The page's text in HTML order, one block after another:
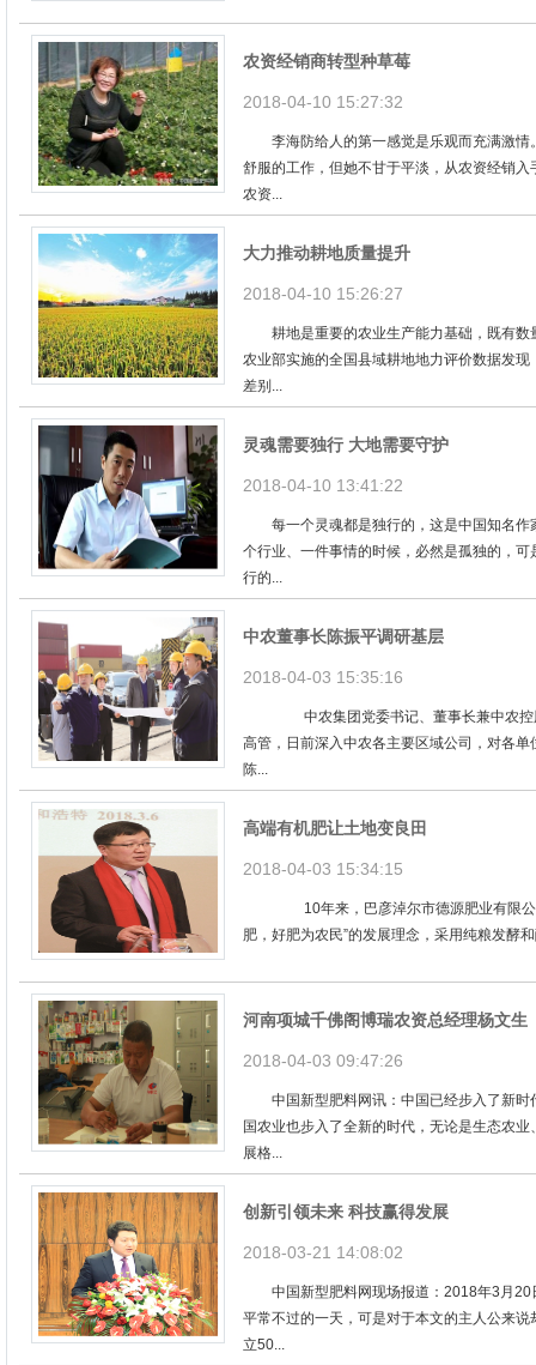
农资经销商转型种草莓
2018-04-10 15:27:32
李海防给人的第一感觉是乐观而充满激情
舒服的工作，但她不甘于平淡，从农资经销
农资...
大力推动耕地质量提升
2018-04-10 15:26:27
耕地是重要的农业生产能力基础，既有数
农业部实施的全国县域耕地地力评价数据发
差别...
灵魂需要独行 大地需要守护
2018-04-10 13:41:22
每一个灵魂都是独行的，这是中国知名作
个行业、一件事情的时候，必然是孤独的，
行的...
中农董事长陈振平调研基层
2018-04-03 15:35:16
中农集团党委书记、董事长兼中农控股
高管，日前深入中农各主要区域公司，对
陈...
高端有机肥让土地变良田
2018-04-03 15:34:15
10年来，巴彦淖尔市德源肥业有限公司
肥，好肥为农民”的发展理念，采用纯粮发酵
河南项城千佛阁博瑞农资总经理杨文生
2018-04-03 09:47:26
中国新型肥料网讯：中国已经步入了新时
国农业也步入了全新的时代，无论是生态农
展格...
创新引领未来 科技赢得发展
2018-03-21 14:08:02
中国新型肥料网现场报道：2018年3月20
平常不过的一天，可是对于本文的主人公来
立50...